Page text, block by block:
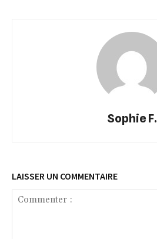
Sophie F.
LAISSER UN COMMENTAIRE